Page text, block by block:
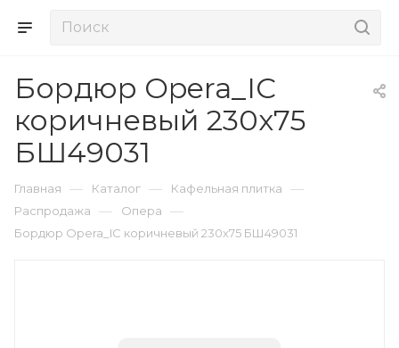
Бордюр Opera_IC
коричневый 230х75
БШ49031
Главная — Каталог — Кафельная плитка —
Распродажа — Опера —
Бордюр Opera_IC коричневый 230х75 БШ49031